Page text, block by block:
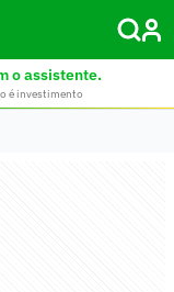
o assistente.
é investimento